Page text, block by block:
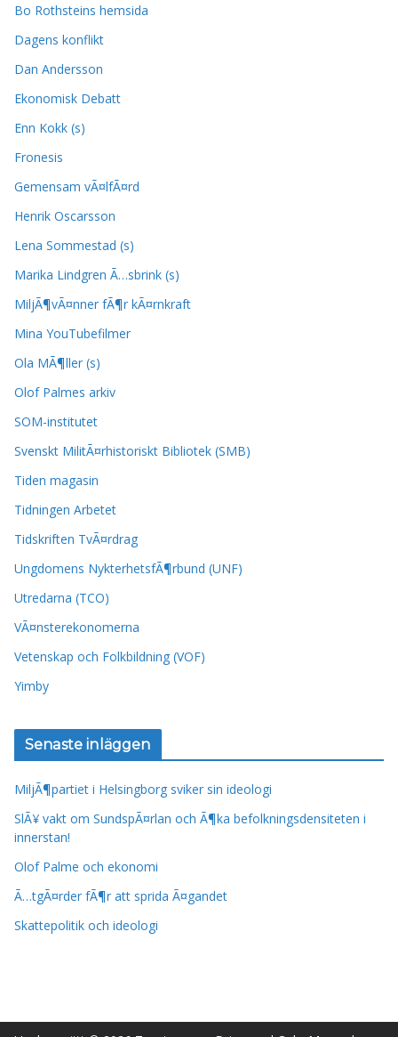
Bo Rothsteins hemsida
Dagens konflikt
Dan Andersson
Ekonomisk Debatt
Enn Kokk (s)
Fronesis
Gemensam vÃ¤lfÃ¤rd
Henrik Oscarsson
Lena Sommestad (s)
Marika Lindgren Ã…sbrink (s)
MiljÃ¶vÃ¤nner fÃ¶r kÃ¤rnkraft
Mina YouTubefilmer
Ola MÃ¶ller (s)
Olof Palmes arkiv
SOM-institutet
Svenskt MilitÃ¤rhistoriskt Bibliotek (SMB)
Tiden magasin
Tidningen Arbetet
Tidskriften TvÃ¤rdrag
Ungdomens NykterhetsfÃ¶rbund (UNF)
Utredarna (TCO)
VÃ¤nsterekonomerna
Vetenskap och Folkbildning (VOF)
Yimby
Senaste inläggen
MiljÃ¶partiet i Helsingborg sviker sin ideologi
SlÃ¥ vakt om SundspÃ¤rlan och Ã¶ka befolkningsdensiteten i
innerstan!
Olof Palme och ekonomi
Ã…tgÃ¤rder fÃ¶r att sprida Ã¤gandet
Skattepolitik och ideologi